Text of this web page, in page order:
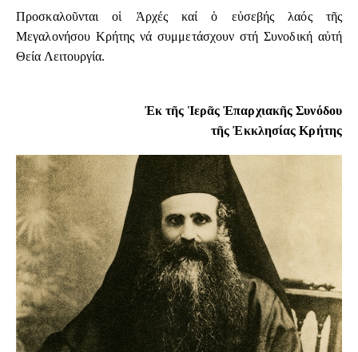
Προσκαλοῦνται οἱ Ἀρχές καί ὁ εὐσεβής λαός τῆς
Μεγαλονήσου Κρήτης νά συμμετάσχουν στή Συνοδική αὐτή
Θεία Λειτουργία.
Ἐκ τῆς Ἱερᾶς Ἐπαρχιακῆς Συνόδου
τῆς Ἐκκλησίας Κρήτης